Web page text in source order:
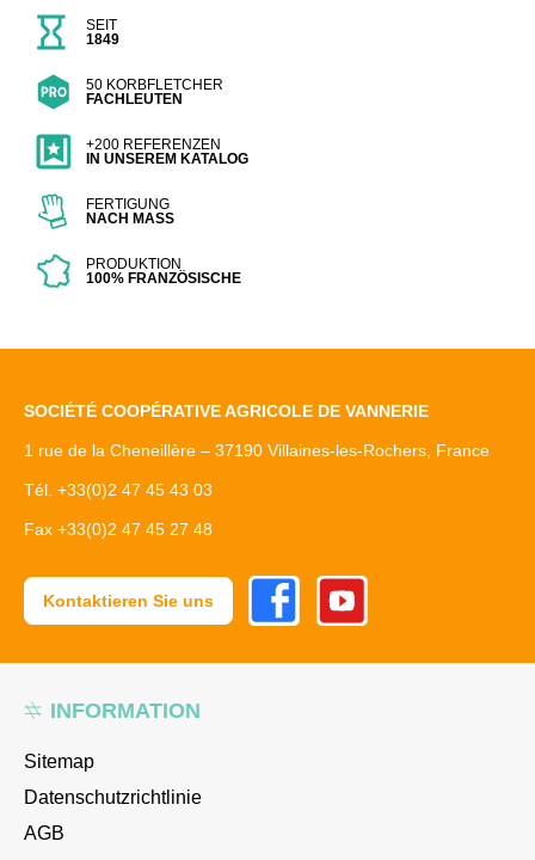
SEIT
1849
50 KORBFLETCHER
FACHLEUTEN
+200 REFERENZEN
IN UNSEREM KATALOG
FERTIGUNG
NACH MASS
PRODUKTION
100% FRANZÖSISCHE
INFORMATION
Sitemap
Datenschutzrichtlinie
AGB
SOCIÉTÉ COOPÉRATIVE AGRICOLE DE VANNERIE
1 rue de la Cheneillère – 37190 Villaines-les-Rochers, France
Tél. +33(0)2 47 45 43 03
Fax +33(0)2 47 45 27 48
Kontaktieren Sie uns
FacebookYoutube